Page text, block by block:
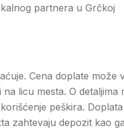
partnera u Grčkoj
Cena doplate
licu mesta. O
peškira.
zahtevaju depozit kao